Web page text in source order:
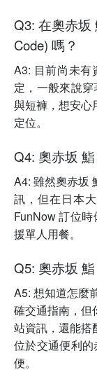
Q3: 在奧赤坂
Code) 嗎？
A3: 目前尚未有
定，一般來說
與短褲，想安心
定位。
Q4: 奧赤坂
A4: 雖然奧赤坂
訊，但在日本
FunNow 訂位
援單人用餐。
Q5: 奧赤坂
A5: 想知道怎麼
確交通指南，但
站資訊，還能搭
位於交通便利
便。